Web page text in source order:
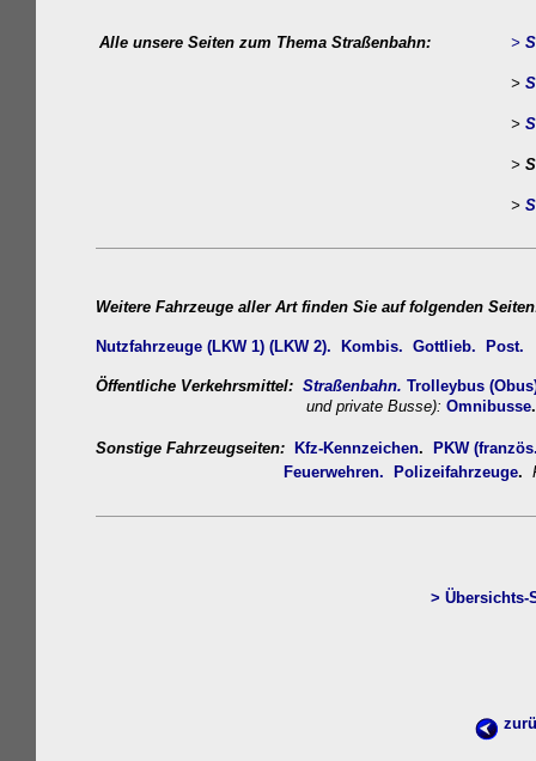
Alle unsere Seiten zum Thema Straßenbahn: >
>
>
>
>
Weitere Fahrzeuge aller Art finden Sie auf folgenden
Nutzfahrzeuge (LKW 1) (LKW 2). Kombis. Gottlieb. Post.
Öffentliche Verkehrsmittel: Straßenbahn. Trolleybus
und private Busse): Omnibusse
Sonstige Fahrzeugseiten: Kfz-Kennzeichen.
PKW
Feuerwehren.
Polizeifahrzeuge.
> Übersichts-